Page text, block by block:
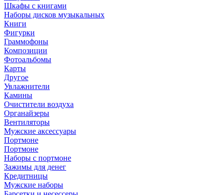
Шкафы с книгами
Наборы дисков музыкальных
Книги
Фигурки
Граммофоны
Композиции
Фотоальбомы
Карты
Другое
Увлажнители
Камины
Очистители воздуха
Органайзеры
Вентиляторы
Мужские аксессуары
Портмоне
Портмоне
Наборы с портмоне
Зажимы для денег
Кредитницы
Мужские наборы